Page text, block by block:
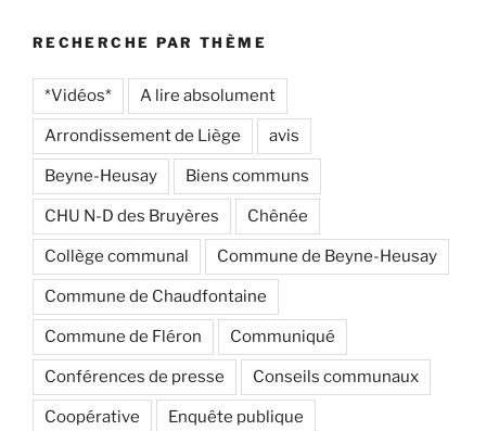
RECHERCHE PAR THÈME
*Vidéos* A lire absolument
Arrondissement de Liège avis
Beyne-Heusay Biens communs
CHU N-D des Bruyères Chênée
Collège communal Commune de Beyne-Heusay
Commune de Chaudfontaine
Commune de Fléron Communiqué
Conférences de presse Conseils communaux
Coopérative Enquête publique